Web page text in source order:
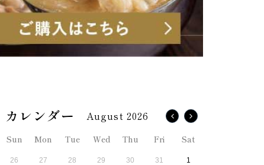
August 2026
Sun Mon Tue Wed Thu Fri Sat
26 27 28 29 30 31 1